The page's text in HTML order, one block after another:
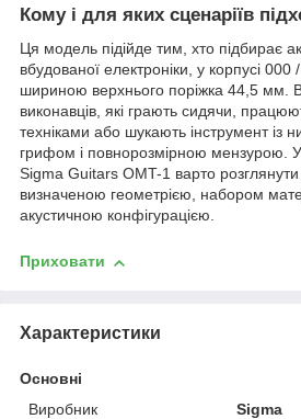
Кому і для яких сценаріїв
Ця модель підійде тим, хто підбирає
вбудованої електроніки, у корпусі
шириною верхнього поріжка 44,5 мм.
виконавців, які грають сидячи,
техніками або шукають інструмент із
грифом і повнорозмірною мензурою.
Sigma Guitars OMT-1 варто
визначеною геометрією, набором
акустичною конфігурацією.
Приховати
Характеристики
Основні
Виробник
Sigma